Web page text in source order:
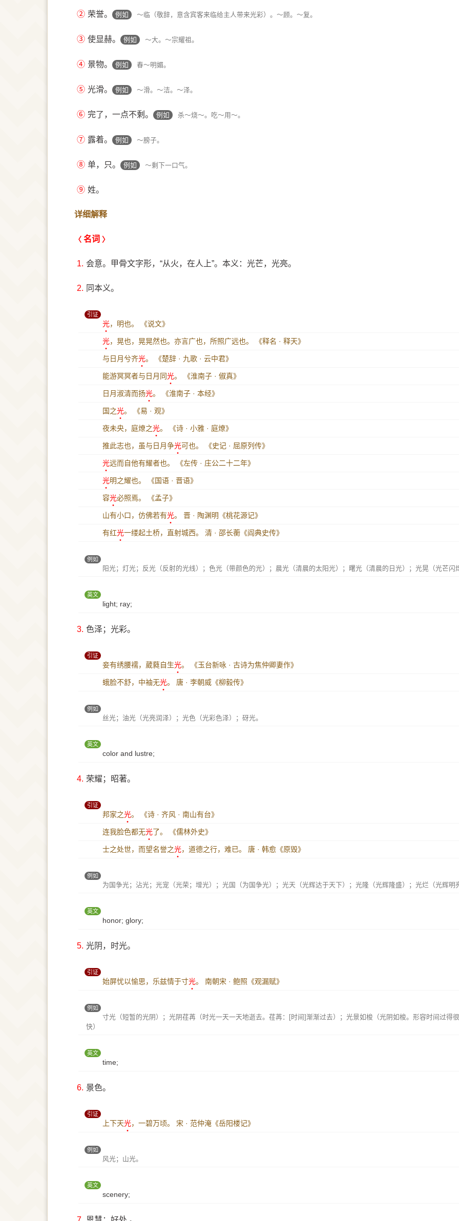
② 荣誉。 例如 ～临（敬辞，意含宾客来临给主人带来光彩）。～顾。～复。
③ 使显赫。 例如 ～大。～宗耀祖。
④ 景物。 例如 春～明媚。
⑤ 光滑。 例如 ～滑。～洁。～泽。
⑥ 完了，一点不剩。 例如 杀～烧～。吃～用～。
⑦ 露着。 例如 ～膀子。
⑧ 单，只。 例如 ～剩下一口气。
⑨ 姓。
详细解释
名词
1. 会意。甲骨文字形，“从火，在人上”。本义：光芒，光亮。
2. 同本义。
引证
光，明也。 《说文》
光，晃也，晃晃然也。亦言广也，所照广远也。 《释名 · 释天》
与日月兮齐光。 《楚辞 · 九歌 · 云中君》
能游冥冥者与日月同光。 《淮南子 · 俶真》
日月淑清而扬光。 《淮南子 · 本经》
国之光。 《易 · 观》
夜未央，庭燎之光。 《诗 · 小雅 · 庭燎》
推此志也，虽与日月争光可也。 《史记 · 屈原列传》
光远而自他有耀者也。 《左传 · 庄公二十二年》
光明之耀也。 《国语 · 晋语》
容光必照焉。 《孟子》
山有小口，仿佛若有光。 晋 · 陶渊明《桃花源记》
有红光一缕起土桥，直射城西。 清 · 邵长蘅《阎典史传》
例如
阳光；灯光；反光（反射的光线）；色光（带颜色的光）；晨光（清晨的太阳光）；曙光（清晨的日光）；光晃（光芒闪
英文
light; ray;
3. 色泽；光彩。
引证
妾有绣腰襦，葳蕤自生光。 《玉台新咏 · 古诗为焦仲卿妻作》
蛾脸不舒，中袖无光。 唐 · 李朝威《柳毅传》
例如
丝光；油光（光亮润泽）；光色（光彩色泽）；砑光。
英文
color and lustre;
4. 荣耀；昭著。
引证
邦家之光。 《诗 · 齐风 · 南山有台》
连我脸色都无光了。 《儒林外史》
士之处世，而望名誉之光，道德之行，难已。 唐 · 韩愈《原毁》
例如
为国争光；沾光；光宠（光荣；增光）；光国（为国争光）；光天（光辉达于天下）；光隆（光辉隆盛）；光烂（光辉
英文
honor; glory;
5. 光阴，时光。
引证
始屏忧以愉思，乐兹情于寸光。 南朝宋 · 鲍照《观漏赋》
例如
寸光（短暂的光阴）；光阴荏苒（时光一天一天地逝去。荏苒：[时间]渐渐过去）；光景如梭（光阴如梭。形容时间过得
快）
英文
time;
6. 景色。
引证
上下天光，一碧万顷。 宋 · 范仲淹《岳阳楼记》
例如
风光；山光。
英文
scenery;